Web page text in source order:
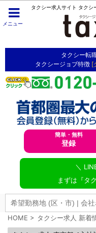
メニュー
タクシー求人サイト タクシ
タクシー転
タクシージョブ特徴 [
簡単・無料
登録
＼
まずは『タ
HOME > タクシー求人 新着